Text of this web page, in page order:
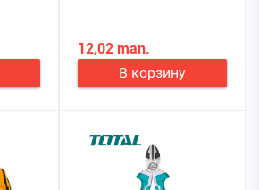
12,02 man.
В корзину